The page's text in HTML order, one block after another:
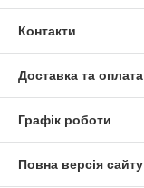
Контакти
Доставка та оплата
Графік роботи
Повна версія сайту